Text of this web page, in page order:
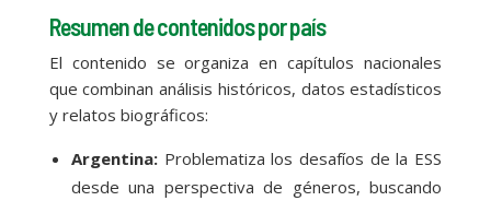
Resumen de contenidos por país
El contenido se organiza en capítulos nacionales
que combinan análisis históricos, datos estadísticos
y relatos biográficos:
Argentina:Problematiza los desafíos de la ESS
desde una perspectiva de géneros, buscando